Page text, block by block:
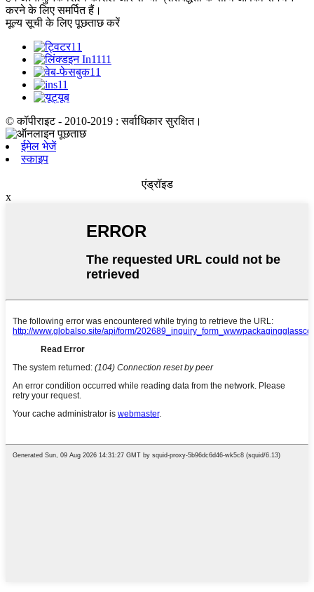
करने के लिए समर्पित हैं।
मूल्य सूची के लिए पूछताछ करें
© कॉपीराइट - 2010-2019 : सर्वाधिकार सुरक्षित।
ईमेल भेजें
स्काइप
एंड्रॉइड
x